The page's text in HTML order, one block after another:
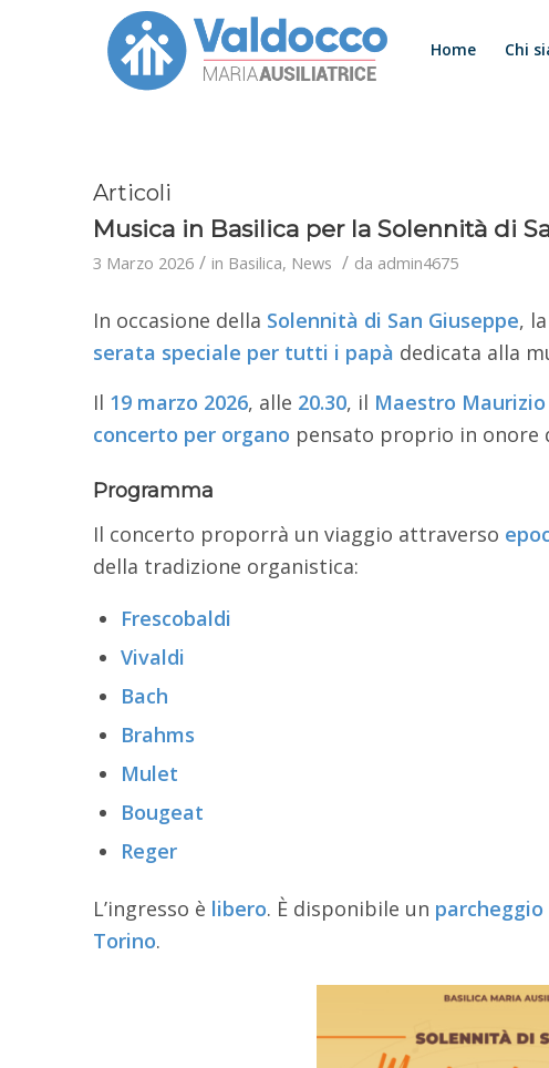
Home Chi
Articoli
Musica in Basilica per la Solennità di
3 Marzo 2026 / in Basilica, News / da admin4675
In occasione della Solennità di San Giuseppe,
serata speciale per tutti i papà dedicata alla
Il 19 marzo 2026, alle 20.30, il Maestro Maurizio
concerto per organo pensato proprio in onore
Programma
Il concerto proporrà un viaggio attraverso
della tradizione organistica:
Frescobaldi
Vivaldi
Bach
Brahms
Mulet
Bougeat
Reger
L’ingresso è libero. È disponibile un
Torino.